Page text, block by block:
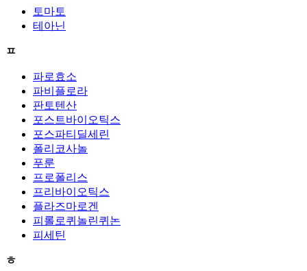
토마토
테아닌
ㅍ
파로효소
파비플로라
판토텐산
포스트바이오틱스
포스파티딜세린
폴리코사놀
푸룬
프로폴리스
프리바이오틱스
플라즈마로겐
피롤로퀴놀린퀴논
피세틴
ㅎ